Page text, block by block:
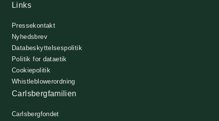
Links
Pressekontakt
Nyhedsbrev
Databeskyttelsespolitik
Politik for dataetik
Cookiepolitik
Whistleblowerordning
Carlsbergfamilien
Carlsbergfondet